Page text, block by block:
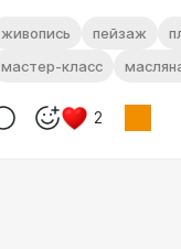
живопись пейзаж
мастер-класс
2